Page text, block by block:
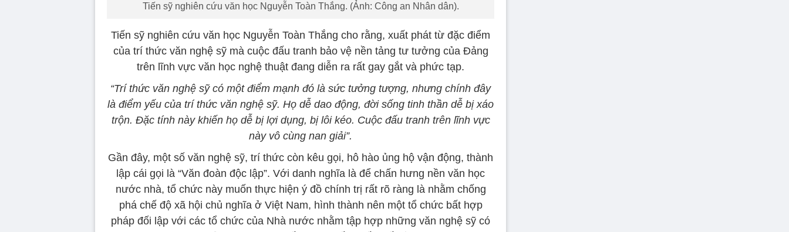
Tiến sỹ nghiên cứu văn học Nguyễn Toàn Thắng. (Ảnh: Công an Nhân dân).
Tiến sỹ nghiên cứu văn học Nguyễn Toàn Thắng cho rằng, xuất phát từ đặc điểm
của trí thức văn nghệ sỹ mà cuộc đấu tranh bảo vệ nền tảng tư tưởng của Đảng
trên lĩnh vực văn học nghệ thuật đang diễn ra rất gay gắt và phức tạp.
“Trí thức văn nghệ sỹ có một điểm mạnh đó là sức tưởng tượng, nhưng chính đây
là điểm yếu của trí thức văn nghệ sỹ. Họ dễ dao động, đời sống tinh thần dễ bị xáo
trộn. Đặc tính này khiến họ dễ bị lợi dụng, bị lôi kéo. Cuộc đấu tranh trên lĩnh vực
này vô cùng nan giải”.
Gần đây, một số văn nghệ sỹ, trí thức còn kêu gọi, hô hào ủng hộ vận động, thành
lập cái gọi là “Văn đoàn độc lập”. Với danh nghĩa là để chấn hưng nền văn học
nước nhà, tổ chức này muốn thực hiện ý đồ chính trị rất rõ ràng là nhằm chống
phá chế độ xã hội chủ nghĩa ở Việt Nam, hình thành nên một tổ chức bất hợp
pháp đối lập với các tổ chức của Nhà nước nhằm tập hợp những văn nghệ sỹ có